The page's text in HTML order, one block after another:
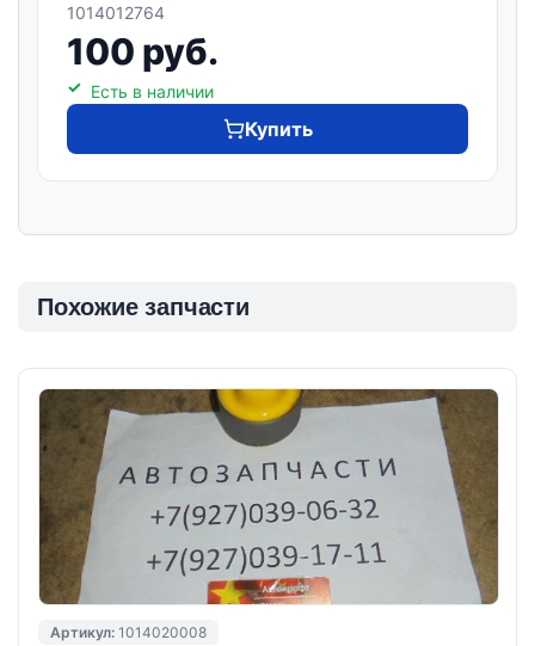
1014012764
100 руб.
Есть в наличии
Купить
Похожие запчасти
Артикул: 1014020008